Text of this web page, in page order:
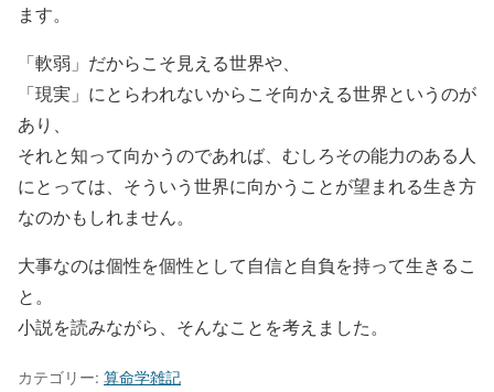
ます。
「軟弱」だからこそ見える世界や、
「現実」にとらわれないからこそ向かえる世界というのが
あり、
それと知って向かうのであれば、むしろその能力のある人
にとっては、そういう世界に向かうことが望まれる生き方
なのかもしれません。
大事なのは個性を個性として自信と自負を持って生きるこ
と。
小説を読みながら、そんなことを考えました。
カテゴリー: 算命学雑記